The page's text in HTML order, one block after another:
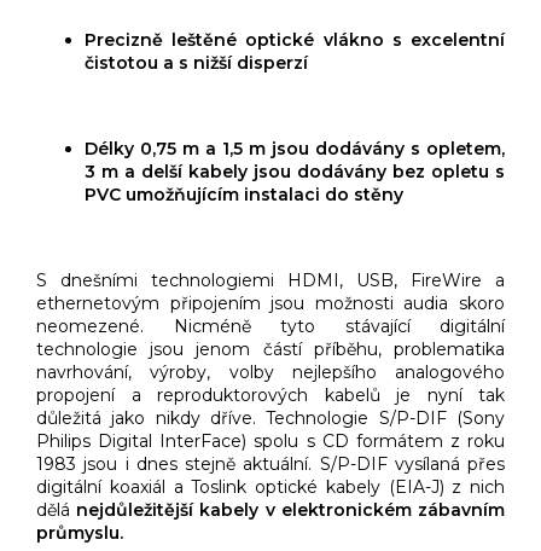
Precizně leštěné optické vlákno s excelentní
čistotou a s nižší disperzí
Délky 0,75 m a 1,5 m jsou dodávány s opletem,
3 m a delší kabely jsou dodávány bez opletu s
PVC umožňujícím instalaci do stěny
S dnešními technologiemi HDMI, USB, FireWire a
ethernetovým připojením jsou možnosti audia skoro
neomezené. Nicméně tyto stávající digitální
technologie jsou jenom částí příběhu, problematika
navrhování, výroby, volby nejlepšího analogového
propojení a reproduktorových kabelů je nyní tak
důležitá jako nikdy dříve. Technologie S/P-DIF (Sony
Philips Digital InterFace) spolu s CD formátem z roku
1983 jsou i dnes stejně aktuální. S/P-DIF vysílaná přes
digitální koaxiál a Toslink optické kabely (EIA-J) z nich
dělá nejdůležitější kabely v elektronickém zábavním
průmyslu.